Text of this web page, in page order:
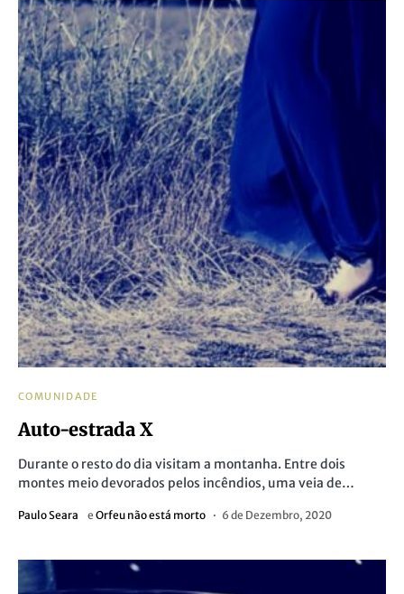
COMUNIDADE
Auto-estrada X
Durante o resto do dia visitam a montanha. Entre dois
montes meio devorados pelos incêndios, uma veia de…
Paulo Seara e Orfeu não está morto 6 de Dezembro, 2020